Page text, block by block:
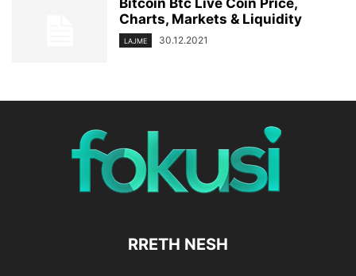
Charts, Markets & Liquidity
LAJME 30.12.2021
RRETH NESH